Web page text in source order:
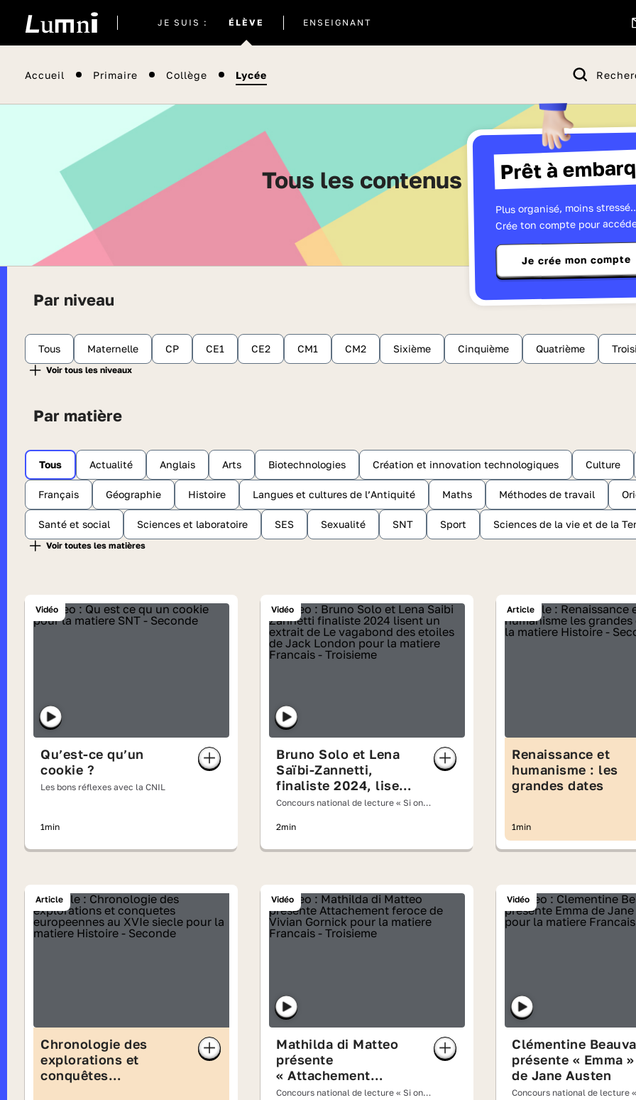
JE SUIS : ÉLÈVE
actuel
ENSEIGNANT
Accueil Primaire Collège Lycée
Prêt à
Plus organisé, moins
Crée ton compte pour
Je crée mon compte
Tous les contenus de Seconde -
Par niveau
Tous Maternelle CP CE1 CE2 CM1 CM2 Sixième Cinquième Quatrième
Par matière
Tous Actualité Anglais Arts Biotechnologies Création et innovation technologiques Culture
Français Géographie Histoire Langues et cultures de l’Antiquité Maths Méthodes de travail
Santé et social Sciences et laboratoire SES Sexualité SNT Sport Sciences de la vie et de la
Vidéo
Qu’est-ce qu’un
cookie ?
Les bons réflexes avec la CNIL
1min
Vidéo
Bruno Solo et Lena
Saïbi-Zannetti,
finaliste 2024, lisent
un extrait de « Le
étoiles » de Jack
London
Concours national de lecture « Si on
2min
Article
Renaissance et
humanisme : les
grandes dates
1min
Article
Chronologie des
explorations et
conquêtes
Vidéo
Mathilda di Matteo
présente
« Attachement
féroce » de Vivian
Concours national de lecture « Si on
Vidéo
Clémentine
présente « Emma »
de Jane Austen
Concours national de lecture